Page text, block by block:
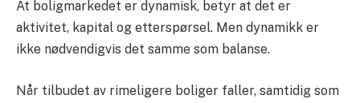
At boligmarkedet er dynamisk, betyr at det er
aktivitet, kapital og etterspørsel. Men dynamikk er
ikke nødvendigvis det samme som balanse.
Når tilbudet av rimeligere boliger faller, samtidig som